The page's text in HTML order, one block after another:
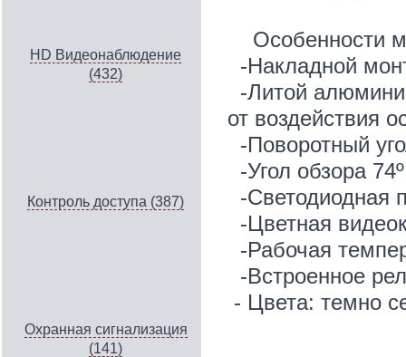
HD Видеонаблюдение
(432)
Контроль доступа (387)
Охранная сигнализация
(141)
Особенности
-Накладной
-Литой
от воздействия
-Поворотный
-Угол обзора 74º
-Светодиодная
-Цветная
-Рабочая
-Встроенное
- Цвета: темно